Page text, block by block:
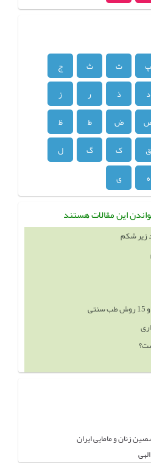
پ ت ث
ج
د ذ ر
ز
ض ط
ظ
ق ک گ
ل
ه ی
این مقالات هستند
زنان و مامایی ایران